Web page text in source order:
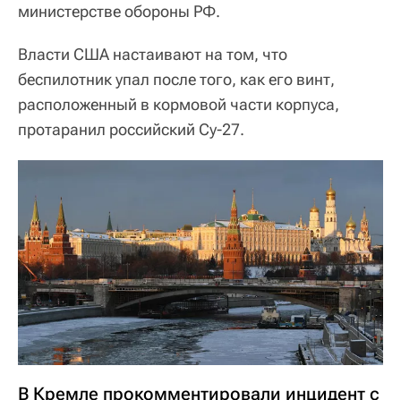
министерстве обороны РФ.
Власти США настаивают на том, что
беспилотник упал после того, как его винт,
расположенный в кормовой части корпуса,
протаранил российский Су-27.
В Кремле прокомментировали инцидент с